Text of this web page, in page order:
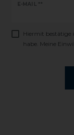
E-MAIL **
Newsletter
Hiermit bestätige
habe. Meine